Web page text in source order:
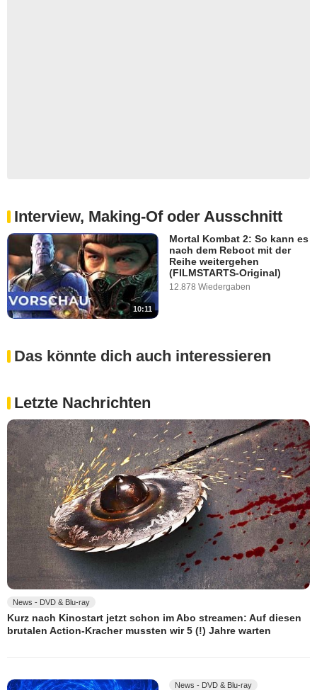
Interview, Making-Of oder Ausschnitt
10:11
Mortal Kombat 2: So kann es
nach dem Reboot mit der
Reihe weitergehen
(FILMSTARTS-Original)
12.878 Wiedergaben
Das könnte dich auch interessieren
Letzte Nachrichten
News - DVD & Blu-ray
Kurz nach Kinostart jetzt schon im Abo streamen: Auf diesen
brutalen Action-Kracher mussten wir 5 (!) Jahre warten
News - DVD & Blu-ray